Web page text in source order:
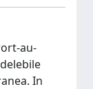
au-
In